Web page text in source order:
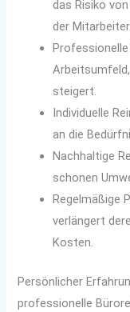
das Risiko
der Mitarbeiter.
steigert.
Individuelle
an die
Nachhaltige
schonen
Regelmäßige
verlängert
Kosten.
Persönlicher
professionelle